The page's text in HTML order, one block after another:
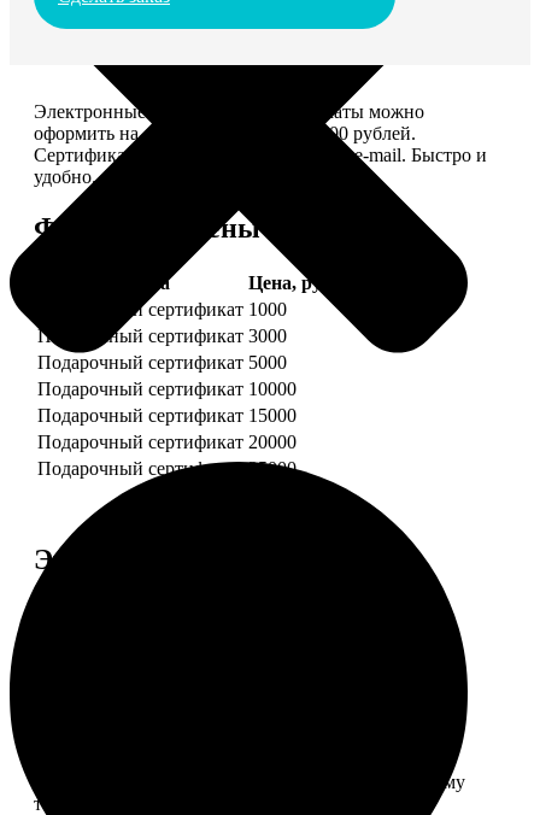
Электронные подарочные сертификаты можно
оформить на сумму от 1 000 до 25 000 рублей.
Сертификат вы сможете отправить по e-mail. Быстро и
удобно.
Форматы и цены
Услуга
Цена, руб.
Подарочный сертификат 1000
Подарочный сертификат 3000
Подарочный сертификат 5000
Подарочный сертификат 10000
Подарочный сертификат 15000
Подарочный сертификат 20000
Подарочный сертификат 25000
Этапы работы
специалисты могут связаться с Вами по указанному
телефону или email для согласования деталей.